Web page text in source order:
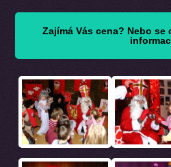
Zajímá Vás cena? Nebo